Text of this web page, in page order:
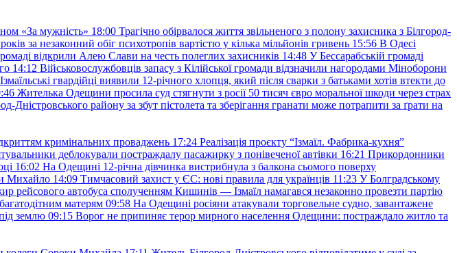
«За мужність» 18:00 Трагічно обірвалося життя звільненого з полону захисника з Білгород-
за незаконний обіг психотропів вартістю у кілька мільйонів гривень 15:56 В Одесі
відкрили Алею Слави на честь полеглих захисників 14:48 У Бессарабській громаді
14:12 Військовослужбовців запасу з Кілійської громади відзначили нагородами Міноборони
Ізмаїльські гвардійці виявили 12-річного хлопця, який після сварки з батьками хотів втекти до
Жителька Одещини просила суд стягнути з росії 50 тисяч євро моральної шкоди через страх
Дністровського району за збут пістолета та зберігання гранати може потрапити за ґрати на
кримінальних проваджень 17:24 Реалізація проєкту “Ізмаїл. Фабрика-кухня”
деблокували постраждалу пасажирку з понівеченої автівки 16:21 Прикордонники
16:02 На Одещині 12-річна дівчинка вистрибнула з балкона сьомого поверху
Михайло 14:09 Тимчасовий захист у ЄС: нові правила для українців 11:23 У Болградському
рейсового автобуса сполученням Кишинів — Ізмаїл намагався незаконно провезти партію
матерям 09:58 На Одещині росіяни атакували торговельне судно, завантажене
землю 09:15 Ворог не припиняє терор мирного населення Одещини: постраждало житло та